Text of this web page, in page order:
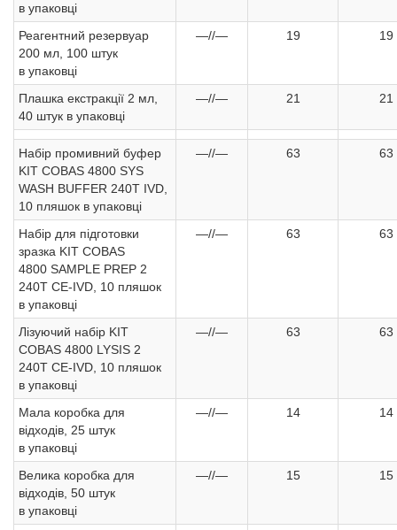
в упаковці
Реагентний резервуар
200 мл, 100 штук
в упаковці
—//— 19 19
Плашка екстракції 2 мл,
40 штук в упаковці
—//— 21 21
Набір промивний буфер
KIT COBAS 4800 SYS
WASH BUFFER 240T IVD,
10 пляшок в упаковці
—//— 63 63
Набір для підготовки
зразка KIT COBAS
4800 SAMPLE PREP 2
240T CE-IVD, 10 пляшок
в упаковці
—//— 63 63
Лізуючий набір KIT
COBAS 4800 LYSIS 2
240T CE-IVD, 10 пляшок
в упаковці
—//— 63 63
Мала коробка для
відходів, 25 штук
в упаковці
—//— 14 14
Велика коробка для
відходів, 50 штук
в упаковці
—//— 15 15